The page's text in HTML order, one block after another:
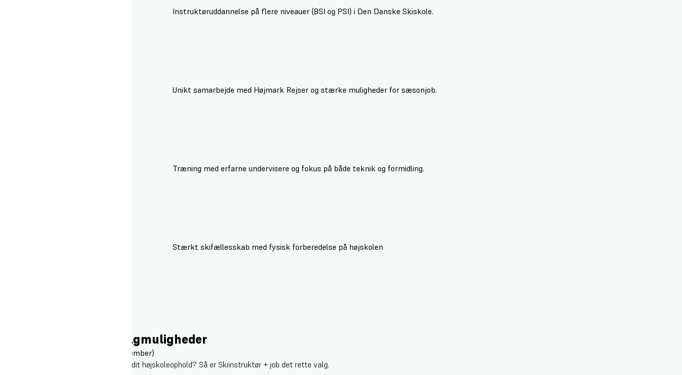
Instruktøruddannelse på flere niveauer (BSI og PSI) i Den Danske Skiskole.
Unikt samarbejde med Højmark Rejser og stærke muligheder for sæsonjob.
Træning med erfarne undervisere og fokus på både teknik og formidling.
Stærkt skifællesskab med fysisk forberedelse på højskolen
I efteråret har du 3 valgmuligheder
1. Skiinstruktør + job (november–december)
Drømmer du om en sæson på ski efter dit højskoleophold? Så er Skiinstruktør + job det rette valg.